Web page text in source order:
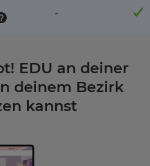
-
EDU an deiner
deinem Bezirk
kannst